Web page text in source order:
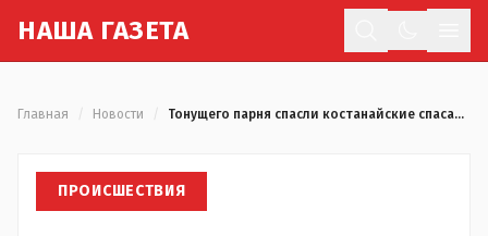
НАША ГАЗЕТА
Главная Новости Тонущего парня спасли костанайские спасатели
ПРОИСШЕСТВИЯ